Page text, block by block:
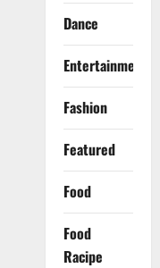
Dance
Entertainment
Fashion
Featured
Food
Food
Racipe